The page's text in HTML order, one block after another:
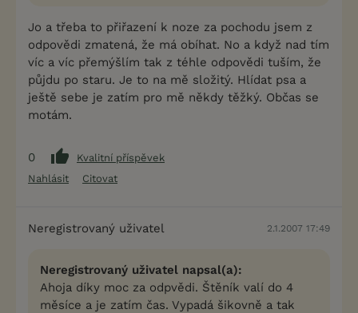
Jo a třeba to přiřazení k noze za pochodu jsem z
odpovědi zmatená, že má obíhat. No a když nad tím
víc a víc přemýšlím tak z téhle odpovědi tuším, že
půjdu po staru. Je to na mě složitý. Hlídat psa a
ještě sebe je zatím pro mě někdy těžký. Občas se
motám.
0
Kvalitní příspěvek
Nahlásit
Citovat
Neregistrovaný uživatel 2.1.2007 17:49
Neregistrovaný uživatel napsal(a):
Ahoja díky moc za odpvědi. Štěník valí do 4
měsíce a je zatím čas. Vypadá šikovně a tak